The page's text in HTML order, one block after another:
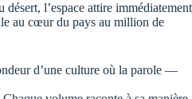
l’espace attire immédiatement
au cœur du pays au million de
d’une culture où la parole —